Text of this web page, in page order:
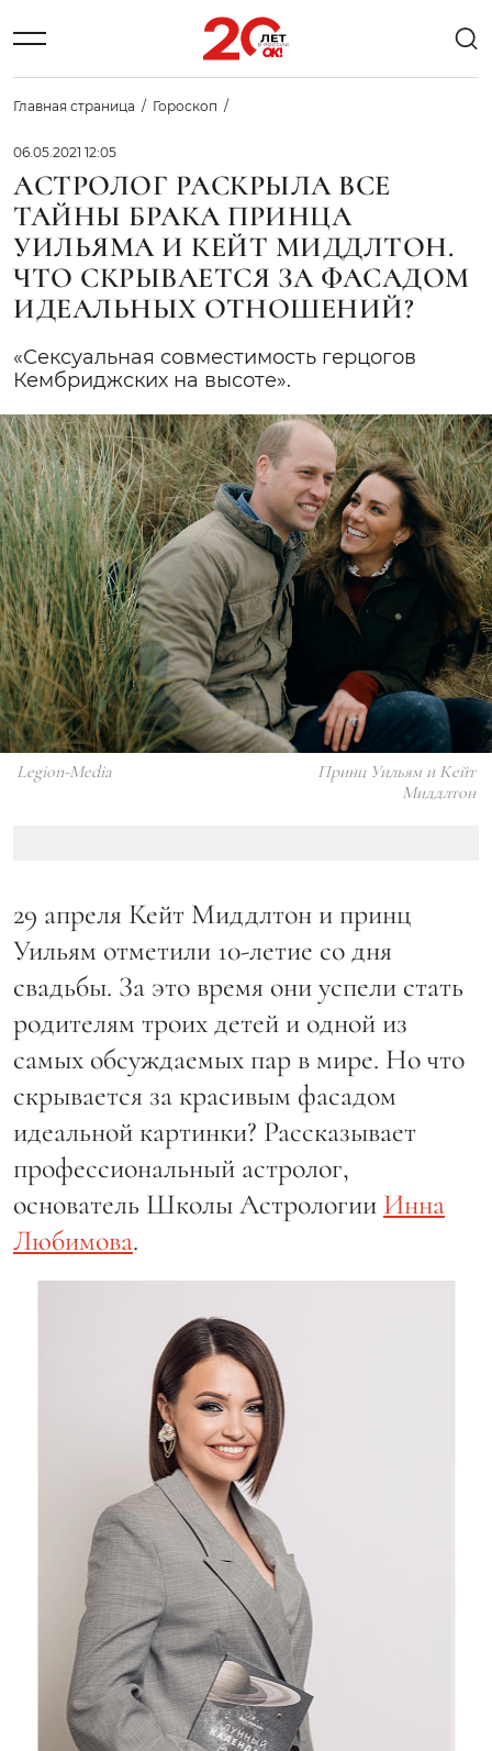
Главная страница Гороскоп
06.05.2021 12:05
АСТРОЛОГ РАСКРЫЛА ВСЕ
ТАЙНЫ БРАКА ПРИНЦА
УИЛЬЯМА И КЕЙТ МИДДЛТОН.
ЧТО СКРЫВАЕТСЯ ЗА ФАСАДОМ
ИДЕАЛЬНЫХ ОТНОШЕНИЙ?
«Сексуальная совместимость герцогов
Кембриджских на высоте».
Legion-Media
Принц Уильям и Кейт
Миддлтон
29 апреля Кейт Миддлтон и принц
Уильям отметили 10-летие со дня
свадьбы. За это время они успели стать
родителям троих детей и одной из
самых обсуждаемых пар в мире. Но что
скрывается за красивым фасадом
идеальной картинки? Рассказывает
профессиональный астролог,
основатель Школы Астрологии Инна
Любимова.